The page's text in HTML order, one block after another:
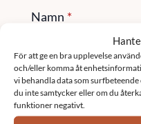
För att ge en bra upplevelse
och/eller komma åt
vi behandla data som
du inte samtycker eller om du
funktioner negativt.
Namn *
Email *